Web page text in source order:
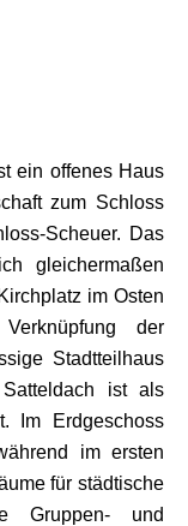
ein offenes Haus
zum Schloss
Scheuer. Das
gleichermaßen
im Osten
der
Stadtteilhaus
ist als
Im Erdgeschoss
im ersten
für städtische
Gruppen- und